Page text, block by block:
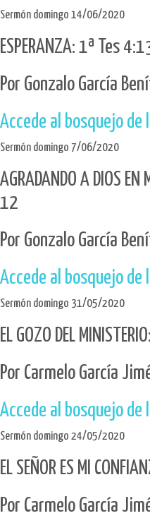
Sermón domingo 14/06/2020
ESPERANZA: 1ª Tes
Por Gonzalo García
Accede al bosquejo de
Sermón domingo 7/06/2020
AGRADANDO A DIOS
12
Por Gonzalo García
Accede al bosquejo de
Sermón domingo 31/05/2020
EL GOZO DEL
Por Carmelo García
Accede al bosquejo de
Sermón domingo 24/05/2020
EL SEÑOR ES MI
Por Carmelo García